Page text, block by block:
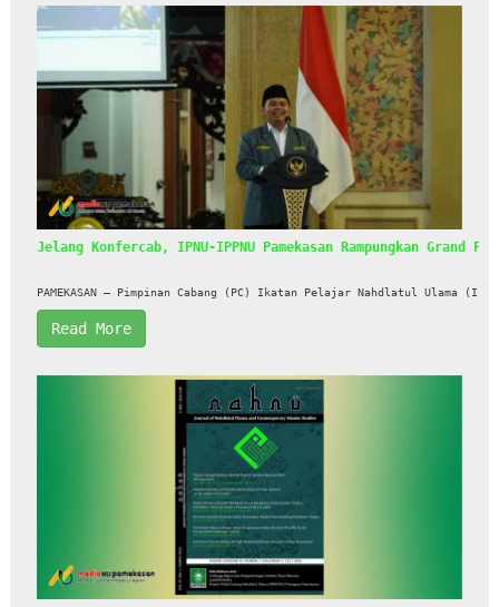
Jelang Konfercab, IPNU-IPPNU Pamekasan Rampungkan Grand
PAMEKASAN — Pimpinan Cabang (PC) Ikatan Pelajar Nahdlatul Ulama
Read More